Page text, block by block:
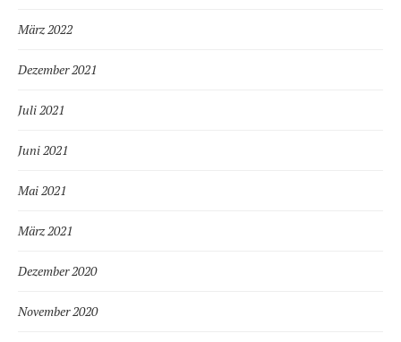
März 2022
Dezember 2021
Juli 2021
Juni 2021
Mai 2021
März 2021
Dezember 2020
November 2020